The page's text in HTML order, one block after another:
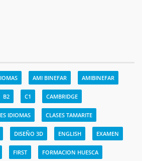
AMI BINEFAR AMIBINEFAR
B2 C1 CAMBRIDGE
IDIOMAS CLASES TAMARITE
DISEÑO 3D ENGLISH EXAMEN
FIRST FORMACION HUESCA